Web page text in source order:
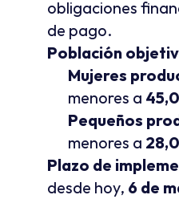
obligaciones
de pago.
Población
Mujeres
menores a
Pequeños
menores a
Plazo de
desde hoy, 6 de